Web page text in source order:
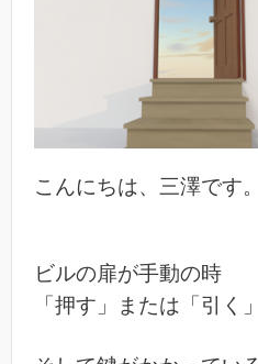
こんにちは、三澤です。
ビルの扉が手動の時
「押す」または「引く